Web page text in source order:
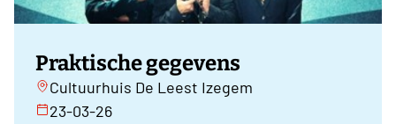
Praktische gegevens
Cultuurhuis De Leest Izegem
23-03-26